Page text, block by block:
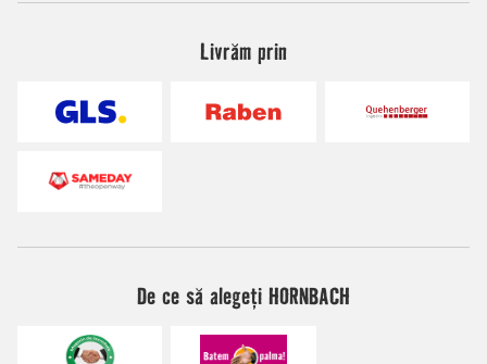
Livrăm prin
De ce să alegeți HORNBACH